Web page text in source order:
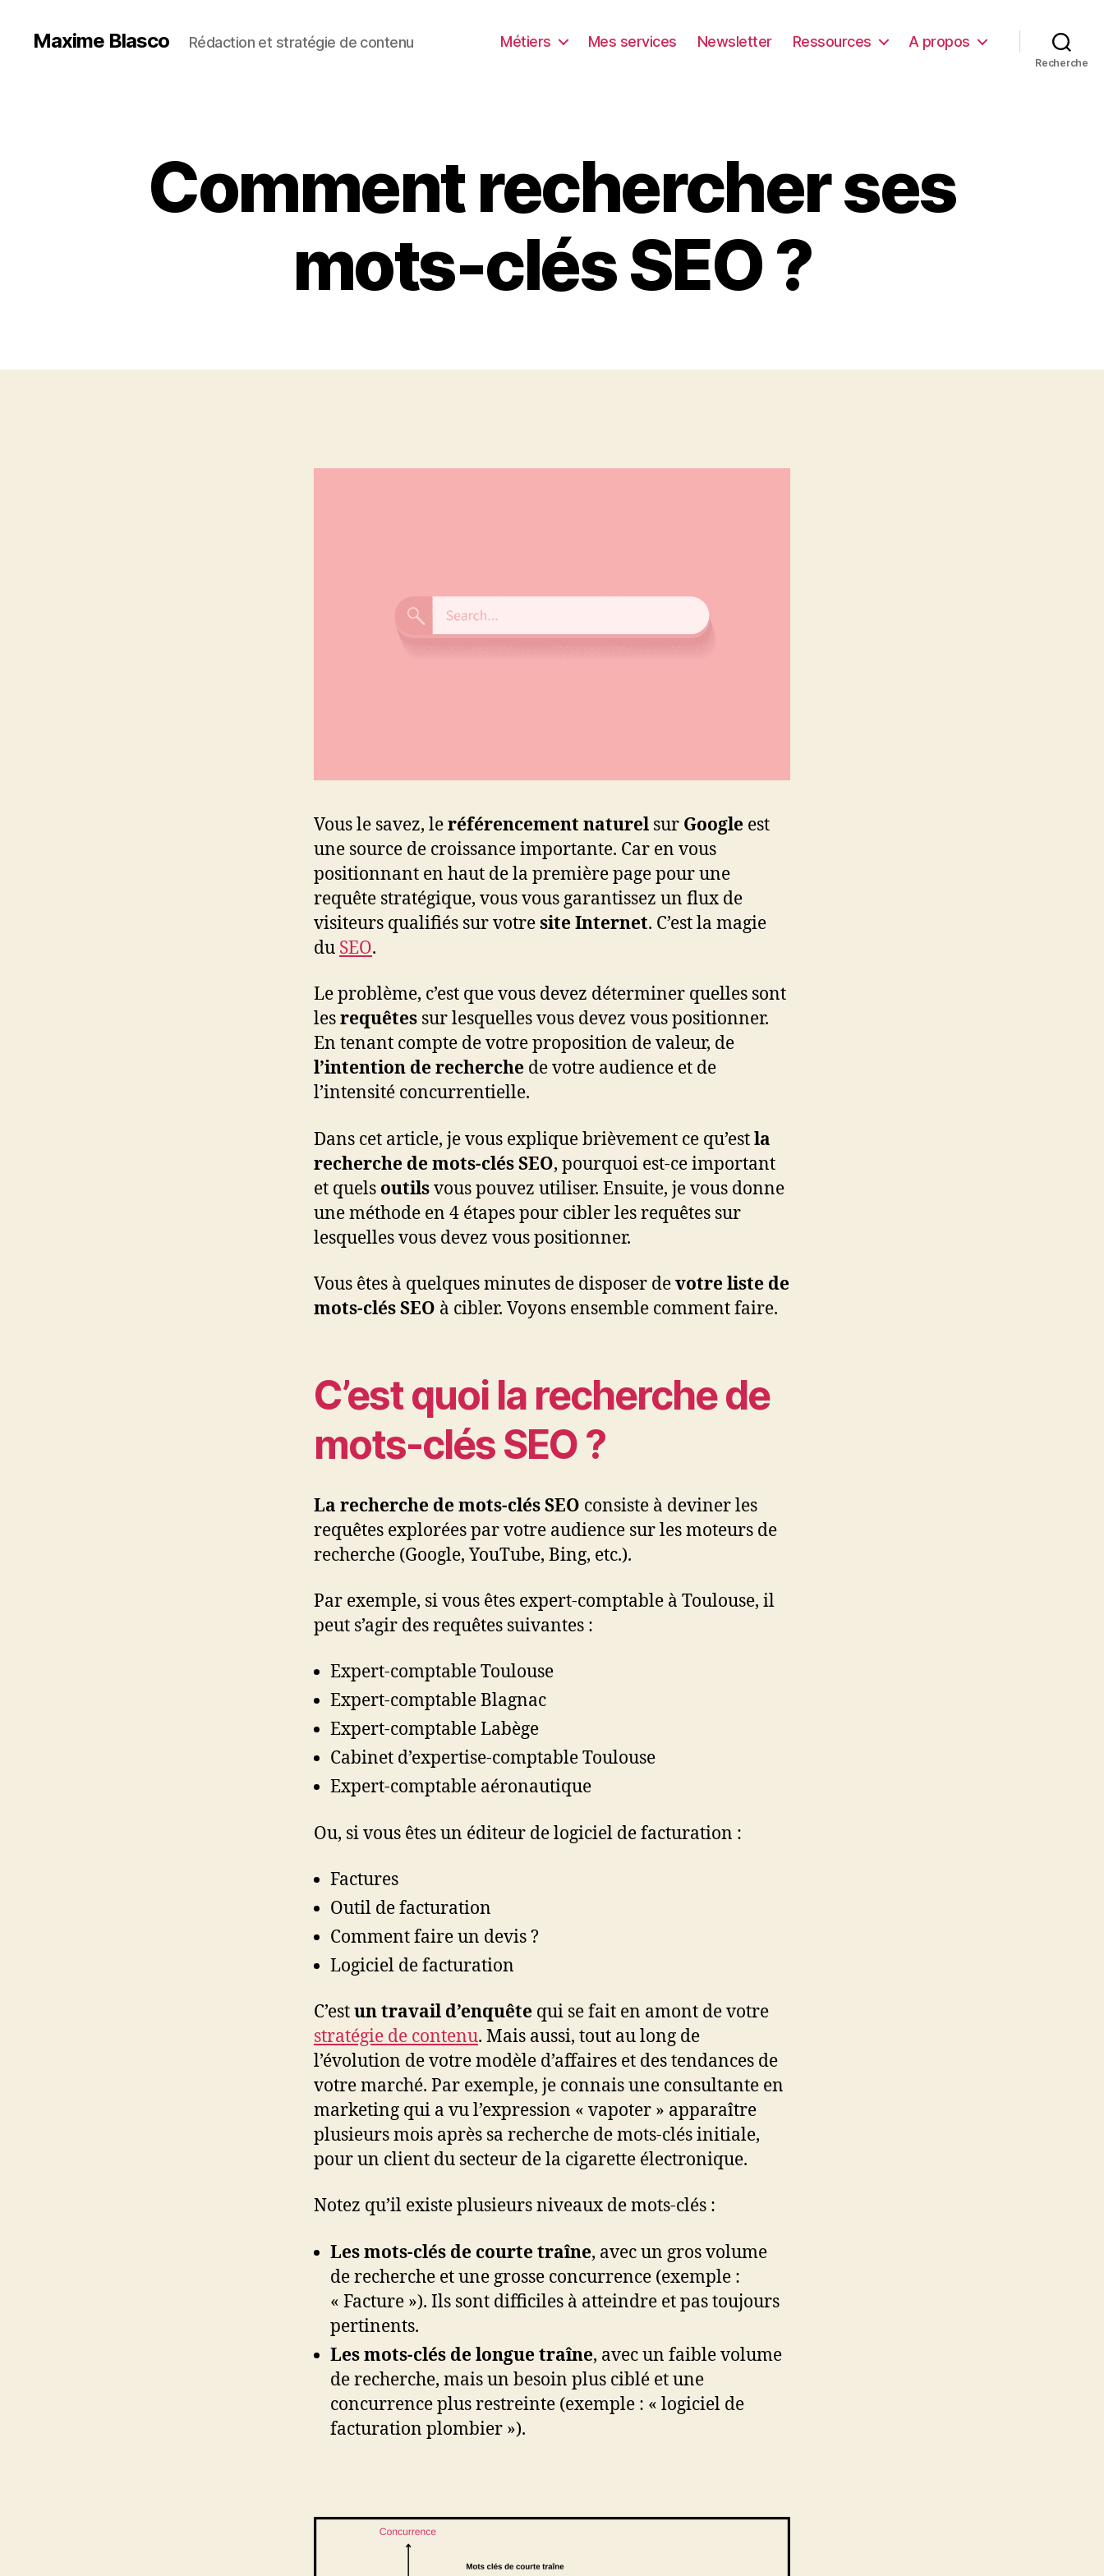
Maxime Blasco Rédaction et stratégie de contenu Métiers Mes services Newsletter Ressources A propos
Recherche
Comment rechercher ses
mots-clés SEO ?
Vous le savez, leréférencement naturel sur Google est
une source de croissance importante. Car en vous
positionnant en haut de la première page pour une
requête stratégique, vous vous garantissez un flux de
visiteurs qualifiés sur votresite Internet. C’est la magie
du SEO.
Le problème, c’est que vous devez déterminer quelles sont
lesrequêtes sur lesquelles vous devez vous positionner.
En tenant compte de votre proposition de valeur, de
l’intention de recherche de votre audience et de
l’intensité concurrentielle.
Dans cet article, je vous explique brièvement ce qu’estla
recherche de mots-clés SEO, pourquoi est-ce important
et quels outilsvous pouvez utiliser. Ensuite, je vous donne
une méthode en 4 étapes pour cibler les requêtes sur
lesquelles vous devez vous positionner.
Vous êtes à quelques minutes de disposer devotre liste de
mots-clés SEO à cibler. Voyons ensemble comment faire.
C’est quoi la recherche de
mots-clés SEO ?
La recherche de mots-clés SEO consiste à deviner les
requêtes explorées par votre audience sur les moteurs de
recherche (Google, YouTube, Bing, etc.).
Par exemple, si vous êtes expert-comptable à Toulouse, il
peut s’agir des requêtes suivantes :
Expert-comptable Toulouse
Expert-comptable Blagnac
Expert-comptable Labège
Cabinet d’expertise-comptable Toulouse
Expert-comptable aéronautique
Ou, si vous êtes un éditeur de logiciel de facturation :
Factures
Outil de facturation
Comment faire un devis ?
Logiciel de facturation
C’estun travail d’enquête qui se fait en amont de votre
stratégie de contenu. Mais aussi, tout au long de
l’évolution de votre modèle d’affaires et des tendances de
votre marché. Par exemple, je connais une consultante en
marketing qui a vu l’expression « vapoter » apparaître
plusieurs mois après sa recherche de mots-clés initiale,
pour un client du secteur de la cigarette électronique.
Notez qu’il existe plusieurs niveaux de mots-clés :
Les mots-clés de courte traîne, avec un gros volume
de recherche et une grosse concurrence (exemple :
« Facture »). Ils sont difficiles à atteindre et pas toujours
pertinents.
Les mots-clés de longue traîne, avec un faible volume
de recherche, mais un besoin plus ciblé et une
concurrence plus restreinte (exemple : « logiciel de
facturation plombier »).